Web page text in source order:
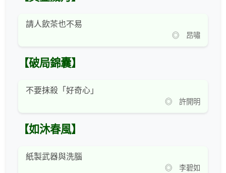
請人飲茶也不易
◎ 昂嘯
【破局錦囊】
不要抹殺「好奇心」
◎ 許開明
【如沐春風】
紙製武器與洗腦
◎ 李碧如